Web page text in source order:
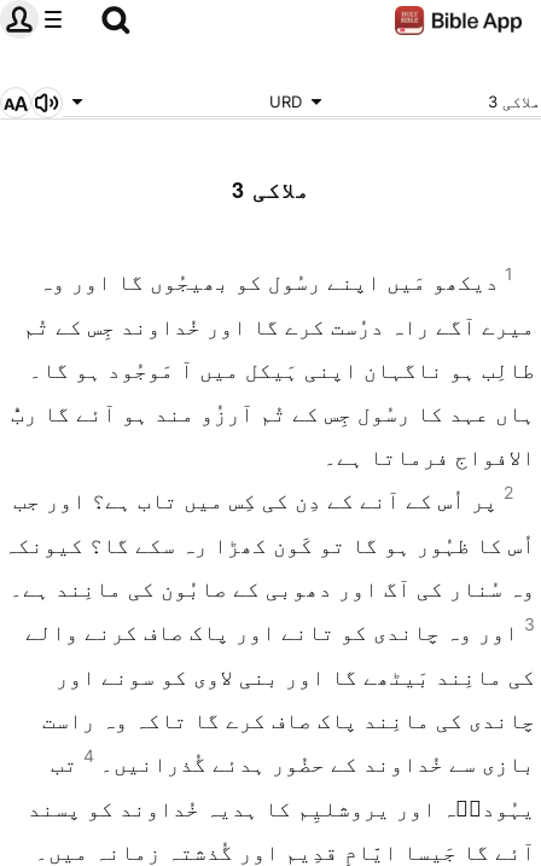
ملاکی 3 URD
ملاکی 3
1 دیکھو مَیں اپنے رسُول کو بھیجُوں گا اور وہ
میرے آگے راہ درُست کرے گا اور خُداوند جِس کے تُم
طالِب ہو ناگہان اپنی ہَیکل میں آ مَوجُود ہو گا۔
ہاں عہد کا رسُول جِس کے تُم آرزُو مند ہو آئے گا ربُّ
الافواج فرماتا ہے۔
2
پر اُس کے آنے کے دِن کی کِس میں تاب ہے؟ اور جب
اُس کا ظہُور ہو گا تو کَون کھڑا رہ سکے گا؟ کیونکہ
وہ سُنار کی آگ اور دھوبی کے صابُون کی مانِند ہے۔
3
اور وہ چاندی کو تانے اور پاک صاف کرنے والے
کی مانِند بَیٹھے گا اور بنی لاوی کو سونے اور
چاندی کی مانِند پاک صاف کرے گا تاکہ وہ راست
بازی سے خُداوند کے حضُور ہدئے گُذرانیں۔
4 تب
یہُوداؔہ اور یروشلیِم کا ہدیہ خُداوند کو پسند
آئے گا جَیسا ایّامِ قدِیم اور گُذشتہ زمانہ میں۔